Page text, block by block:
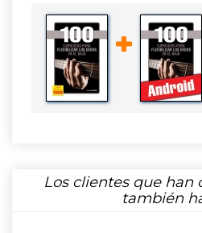
Los clientes que han
también